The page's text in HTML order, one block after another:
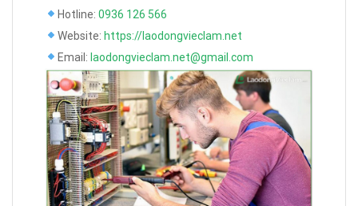
Hotline: 0936 126 566
Website: https://laodongvieclam.net
Email: laodongvieclam.net@gmail.com